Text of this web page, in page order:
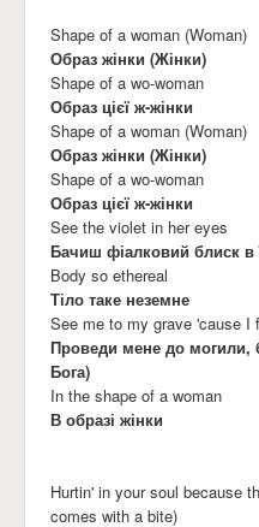
Shape of a woman (Woman)
Образ жінки (Жінки)
Shape of a wo-woman
Образ цієї ж-жінки
Shape of a woman (Woman)
Образ жінки (Жінки)
Shape of a wo-woman
Образ цієї ж-жінки
See the violet in her eyes
Бачиш фіалковий блиск в
Body so ethereal
Тіло таке неземне
See me to my grave 'cause I
Проведи мене до могили,
Бога)
In the shape of a woman
В образі жінки
Hurtin' in your soul because
comes with a bite)